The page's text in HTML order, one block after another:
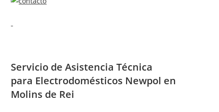
Servicio de Asistencia Técnica
para Electrodomésticos Newpol en
Molins de Rei